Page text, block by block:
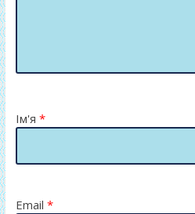
Ім'я *
Email *